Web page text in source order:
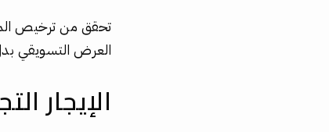
تحقق من ترخيص
العرض التسويقي
الإيجار